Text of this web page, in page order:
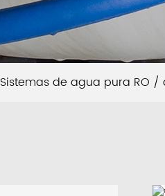
Sistemas de agua pura RO /